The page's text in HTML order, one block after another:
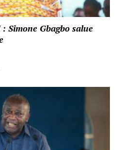
Simone Gbagbo salue